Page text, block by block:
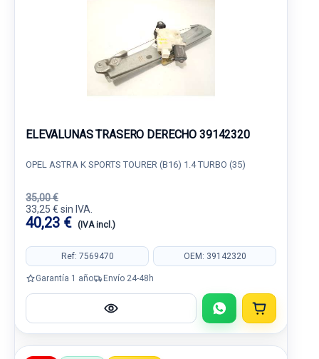
ELEVALUNAS TRASERO DERECHO 39142320
OPEL ASTRA K SPORTS TOURER (B16) 1.4 TURBO (35)
35,00 €
33,25 € sin IVA.
40,23 € (IVA incl.)
Ref: 7569470 OEM: 39142320
Garantía 1 año Envío 24-48h